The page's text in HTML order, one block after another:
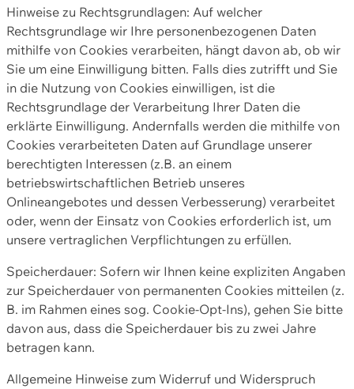
Hinweise zu Rechtsgrundlagen: Auf welcher
Rechtsgrundlage wir Ihre personenbezogenen Daten
mithilfe von Cookies verarbeiten, hängt davon ab, ob wir
Sie um eine Einwilligung bitten. Falls dies zutrifft und Sie
in die Nutzung von Cookies einwilligen, ist die
Rechtsgrundlage der Verarbeitung Ihrer Daten die
erklärte Einwilligung. Andernfalls werden die mithilfe von
Cookies verarbeiteten Daten auf Grundlage unserer
berechtigten Interessen (z.B. an einem
betriebswirtschaftlichen Betrieb unseres
Onlineangebotes und dessen Verbesserung) verarbeitet
oder, wenn der Einsatz von Cookies erforderlich ist, um
unsere vertraglichen Verpflichtungen zu erfüllen.
Speicherdauer: Sofern wir Ihnen keine expliziten Angaben
zur Speicherdauer von permanenten Cookies mitteilen (z.
B. im Rahmen eines sog. Cookie-Opt-Ins), gehen Sie bitte
davon aus, dass die Speicherdauer bis zu zwei Jahre
betragen kann.
Allgemeine Hinweise zum Widerruf und Widerspruch